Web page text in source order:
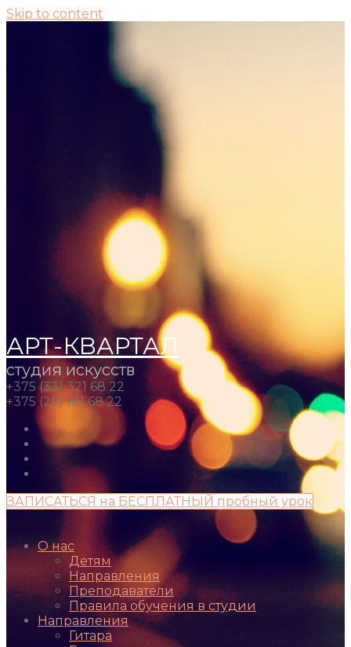
Skip to content
АРТ-КВАРТАЛ
студия искусств
+375 (33) 321 68 22
+375 (29) 181 68 22
ЗАПИСАТЬСЯ на БЕСПЛАТНЫЙ пробный урок
О нас
Детям
Направления
Преподаватели
Правила обучения в студии
Направления
Гитара